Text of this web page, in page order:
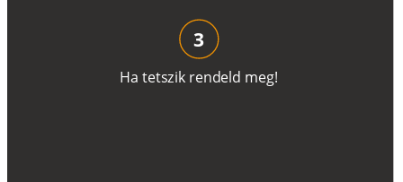
Ha tetszik rendeld meg!
3